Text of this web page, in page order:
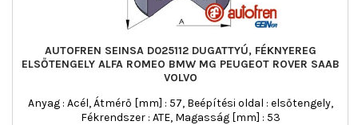
AUTOFREN SEINSA D025112 DUGATTYÚ, FÉKNYEREG
ELSŐTENGELY ALFA ROMEO BMW MG PEUGEOT ROVER SAAB
VOLVO
Anyag : Acél, Átmérő [mm] : 57, Beépítési oldal : elsőtengely,
Fékrendszer : ATE, Magasság [mm] : 53